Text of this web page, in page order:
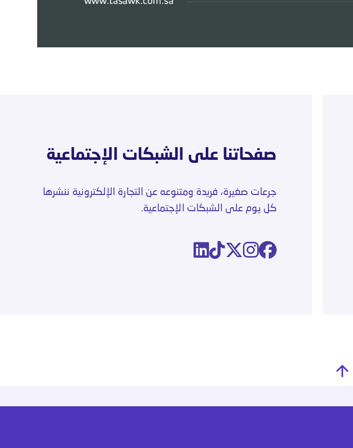
صفحاتنا على الشبكات الإجتماعية
جرعات صغيرة، فريدة ومتنوعه عن التجارة الإلكترونية ننشرها
كل يوم على الشبكات الإجتماعية.